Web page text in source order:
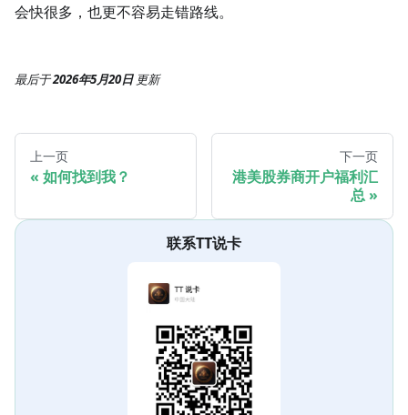
会快很多，也更不容易走错路线。
最后于2026年5月20日 更新
上一页
如何找到我？
下一页
港美股券商开户福利汇
总
联系TT说卡